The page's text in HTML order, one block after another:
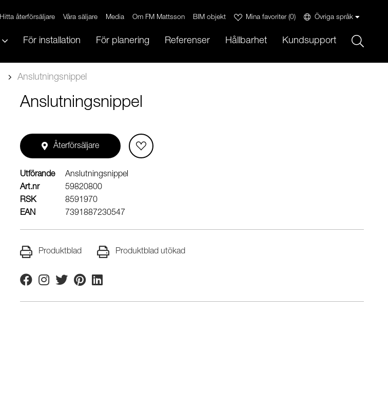
Hitta återförsäljare Våra säljare Media Om FM Mattsson BIM objekt Mina favoriter(0) Övriga språk
För installation För planering Referenser Hållbarhet Kundsupport
Anslutningsnippel
Anslutningsnippel
Återförsäljare
Utförande
Anslutningsnippel
Art.nr
59820800
RSK
8591970
EAN
7391887230547
Produktblad Produktblad utökad
FacebookInstagram
TwitterPinterestLinkedin